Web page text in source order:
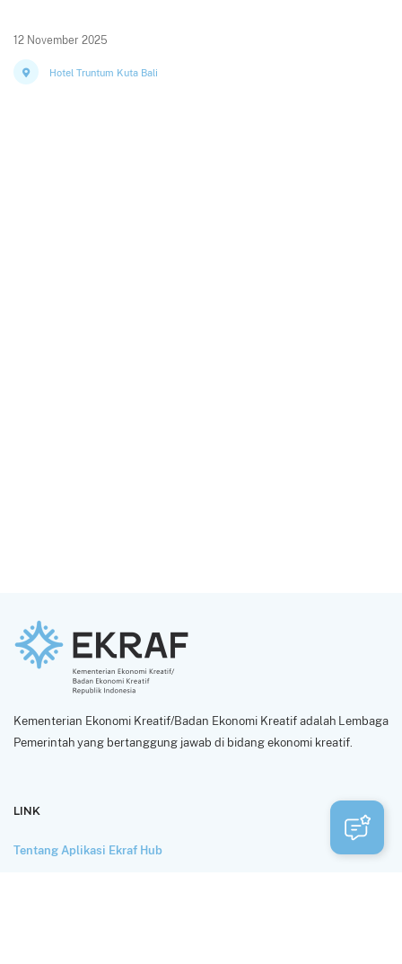
12 November 2025
Hotel Truntum Kuta Bali
Kementerian Ekonomi Kreatif/Badan Ekonomi Kreatif adalah Lembaga
Pemerintah yang bertanggung jawab di bidang ekonomi kreatif.
LINK
Tentang Aplikasi Ekraf Hub